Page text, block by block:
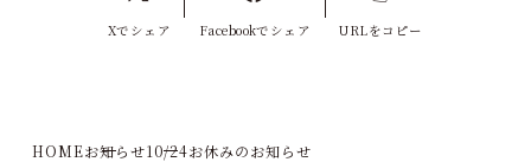
Xでシェア Facebookでシェア URLをコピー
HOMEお知らせ10/24お休みのお知らせ